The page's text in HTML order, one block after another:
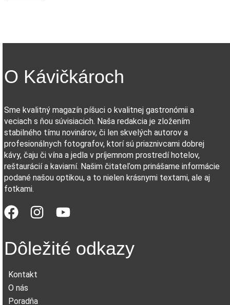
O Kávičkároch
Sme kvalitný magazín píšuci o kvalitnej gastronómii a
veciach s ňou súvisiacich. Naša redakcia je zložením
stabilného tímu novinárov, či len skvelých autorov a
profesionálnych fotografov, ktorí sú priaznivcami dobrej
kávy, čaju či vína a jedla v príjemnom prostredí hotelov,
reštaurácií a kaviarní. Našim čitateľom prinášame informácie
podané našou optikou, a to nielen krásnymi textami, ale aj
fotkami.
Dôležité odkazy
Kontakt
O nás
Poradňa